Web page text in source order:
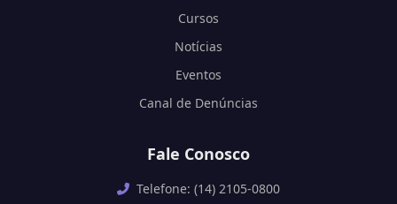
Cursos
Notícias
Eventos
Canal de Denúncias
Fale Conosco
Telefone: (14) 2105-0800